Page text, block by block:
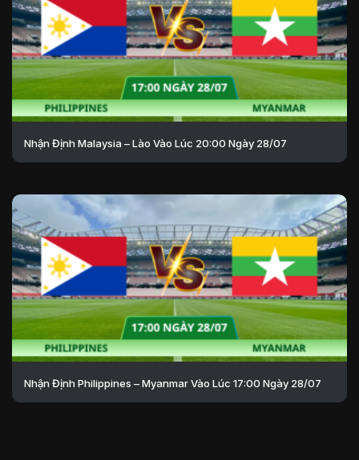
Nhận Định Malaysia – Lào Vào Lúc 20:00 Ngày 28/07
Nhận Định Philippines – Myanmar Vào Lúc 17:00 Ngày 28/07